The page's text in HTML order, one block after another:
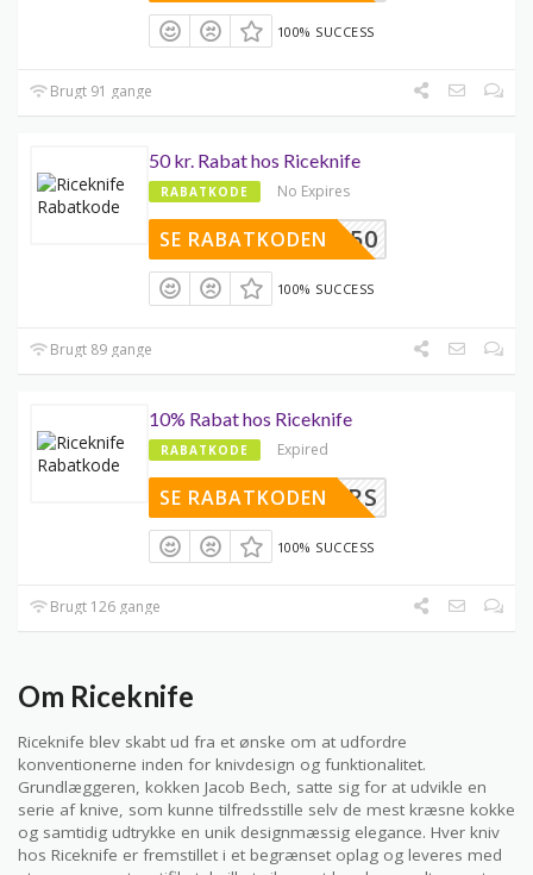
100% SUCCESS
Brugt 91 gange
50 kr. Rabat hos Riceknife
RABATKODE No Expires
RTNERS50
SE RABATKODEN
100% SUCCESS
Brugt 89 gange
10% Rabat hos Riceknife
RABATKODE Expired
PARTNERS
SE RABATKODEN
100% SUCCESS
Brugt 126 gange
Om Riceknife
Riceknife blev skabt ud fra et ønske om at udfordre
konventionerne inden for knivdesign og funktionalitet.
Grundlæggeren, kokken Jacob Bech, satte sig for at udvikle en
serie af knive, som kunne tilfredsstille selv de mest kræsne kokke
og samtidig udtrykke en unik designmæssig elegance. Hver kniv
hos Riceknife er fremstillet i et begrænset oplag og leveres med